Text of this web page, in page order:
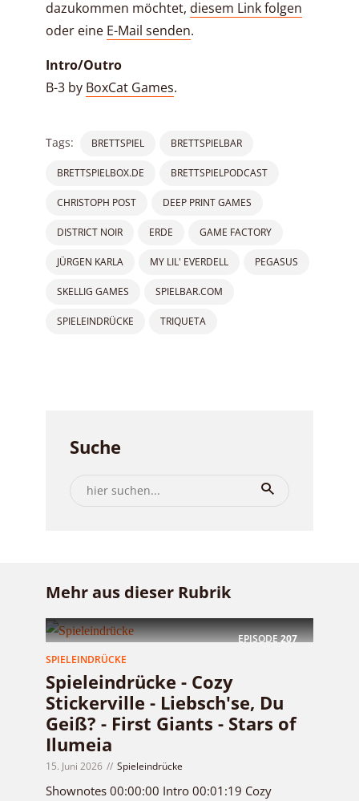
dazukommen möchtet, diesem Link folgen
oder eine E-Mail senden.
Intro/Outro
B-3 by BoxCat Games.
Tags: BRETTSPIEL BRETTSPIELBAR
BRETTSPIELBOX.DE BRETTSPIELPODCAST
CHRISTOPH POST DEEP PRINT GAMES
DISTRICT NOIR ERDE GAME FACTORY
JÜRGEN KARLA MY LIL' EVERDELL PEGASUS
SKELLIG GAMES SPIELBAR.COM
SPIELEINDRÜCKE TRIQUETA
Suche
Mehr aus dieser Rubrik
EPISODE207
SPIELEINDRÜCKE
Spieleindrücke - Cozy
Stickerville - Liebsch'se, Du
Geiß? - First Giants - Stars of
Ilumeia
15. Juni 2026 Spieleindrücke
Shownotes 00:00:00 Intro 00:01:19 Cozy